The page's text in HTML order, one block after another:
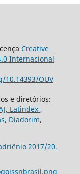
Creative
Internacional
OUV
e diretórios:
Latindex ,
, Diadorim,
2017/20.